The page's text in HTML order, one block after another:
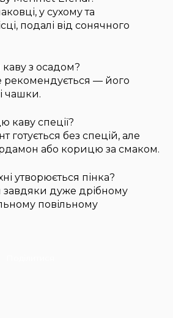
у сухому та
подалі від сонячного
з осадом?
рекомендується — його
чашки.
каву спеції?
готується без спецій, але
або корицю за смаком.
утворюється пінка?
завдяки дуже дрібному
повільному